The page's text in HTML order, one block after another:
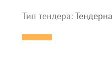
Тип тендера: